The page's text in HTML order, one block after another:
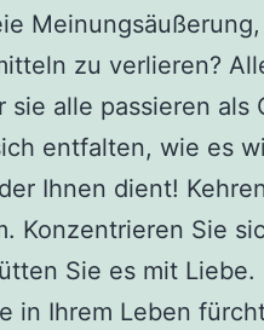
zu verlieren?
alle passieren als
entfalten, wie es
Ihnen dient!
Konzentrieren Sie
Sie es mit Liebe.
in Ihrem Leben